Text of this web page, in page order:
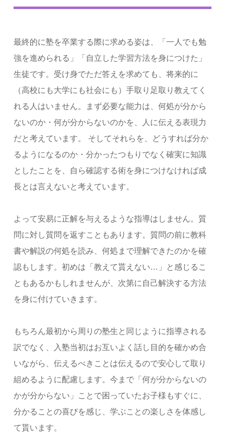
最終的に塾を卒業する際に求める姿は、「一人でも勉
強を進められる」「自立した学習方法を身につけた」
生徒です。受け身でただ答えを求めても、将来的に
（高校にも大学にも社会にも）手取り足取り教えてく
れる人はいません。まず必要な能力は、何処が分から
ないのか・何が分からないのかを、人に伝える表現力
だと考えています。 そしてそれらを、どうすれば分か
るようになるのか・分かったつもりでなく確実に知識
としたことを、自ら確認する術を身につけなければ成
長とは言えないと考えています。
よって安易に正解を与えるような指導はしません。質
問に対し質問を返すこともあります。質問の前に教科
書や解説の何処を読み、何処まで理解できたのかを確
認もします。初めは「教えて貰えない…」と感じるこ
ともあるかもしれませんが、次第に自己解決する方法
を身に付けていきます。
もちろん最初から周りの塾生と同じように指導される
訳でなく、入塾当初はお互いよく話し目的を確かめ合
いながら、伝えるべきことは伝えるので安心して取り
組めるように配慮します。今まで「何が分からないの
かが分からない」ことで困っていたお子様もすぐに、
分かることの喜びを感じ、学ぶことの楽しさを体感し
て貰います。